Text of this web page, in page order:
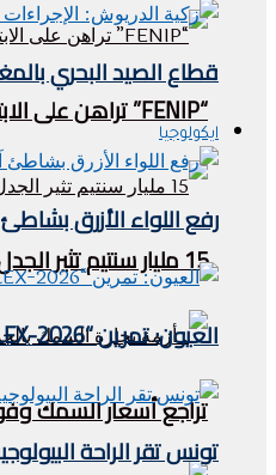
“FENIP” تراهن على الابتكار وتثمين الموارد البحرية لتعزيز تنافسية الصناعة المغربية
15 مليار سنتيم تثير الجدل داخل قطاع الصيد البحري.. مطالب بالكشف عن مآل عائدات “الحوت بثمن معقول”
تراجع أسعار السمك
قطاع الصيد البحري
ايكولوجيا
رفع اللواء الأزرق
العيون: تمرين “SIMULEX-2026” لتعزيز الجاهزية الوطنية في مواجهة مخاطر التلوث البحري
تونس تقر الراحة البيولوجية